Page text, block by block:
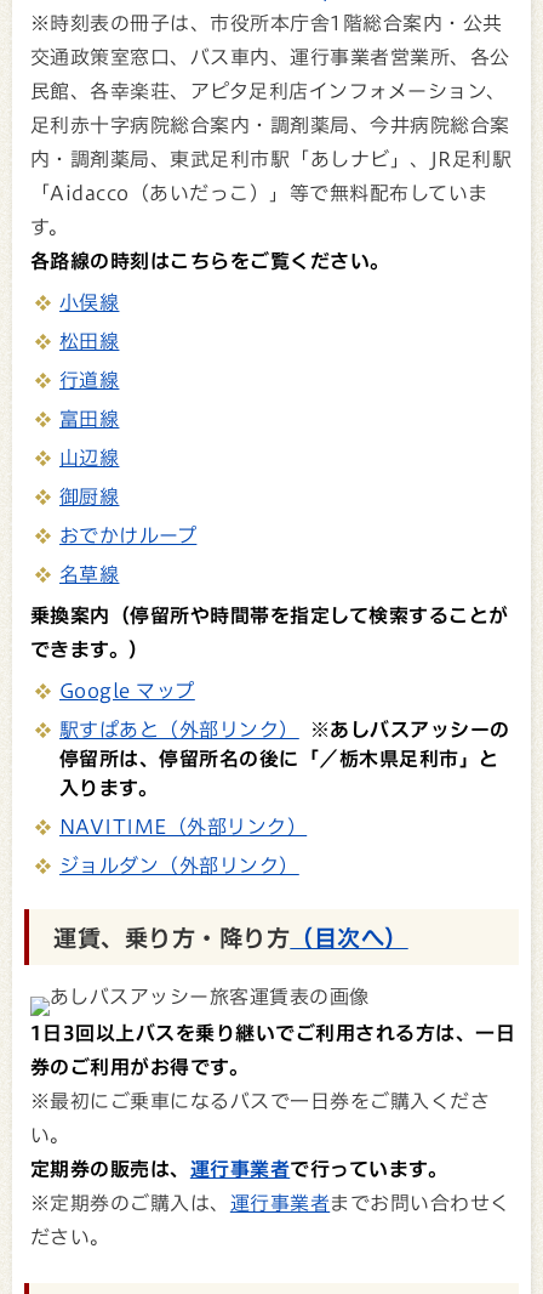
※時刻表の冊子は、市役所本庁舎1階総合案内・公共
交通政策室窓口、バス車内、運行事業者営業所、各公
民館、各幸楽荘、アピタ足利店インフォメーション、
足利赤十字病院総合案内・調剤薬局、今井病院総合案
内・調剤薬局、東武足利市駅「あしナビ」、JR足利駅
「Aidacco（あいだっこ）」等で無料配布していま
す。
各路線の時刻はこちらをご覧ください。
小俣線
松田線
行道線
富田線
山辺線
御厨線
おでかけループ
名草線
乗換案内（停留所や時間帯を指定して検索することが
できます。）
Google マップ
駅すぱあと（外部リンク）
※あしバスアッシーの
停留所は、停留所名の後に「／栃木県足利市 」と
入ります。
NAVITIME（外部リンク）
ジョルダン（外部リンク）
運賃、乗り方・降り方 （目次へ）
1日3回以上バスを乗り継いでご利用される方は、一日
券のご利用がお得です。
※最初にご乗車になるバスで一日券をご購入くださ
い。
定期券の販売は、 運行事業者で行っています。
※定期券のご購入は、 運行事業者までお問い合わせく
ださい。